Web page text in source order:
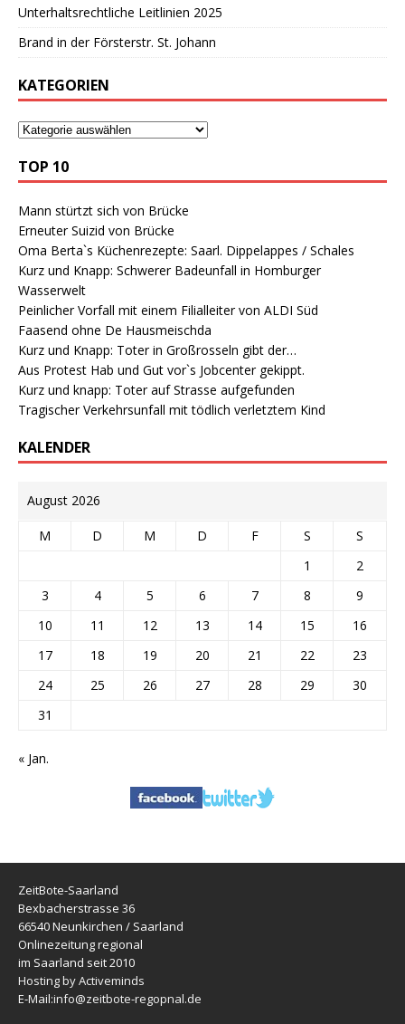
Unterhaltsrechtliche Leitlinien 2025
Brand in der Försterstr. St. Johann
KATEGORIEN
TOP 10
Mann stürtzt sich von Brücke
Erneuter Suizid von Brücke
Oma Berta`s Küchenrezepte: Saarl. Dippelappes / Schales
Kurz und Knapp: Schwerer Badeunfall in Homburger
Wasserwelt
Peinlicher Vorfall mit einem Filialleiter von ALDI Süd
Faasend ohne De Hausmeischda
Kurz und Knapp: Toter in Großrosseln gibt der…
Aus Protest Hab und Gut vor`s Jobcenter gekippt.
Kurz und knapp: Toter auf Strasse aufgefunden
Tragischer Verkehrsunfall mit tödlich verletztem Kind
KALENDER
August 2026
M D M D F S
S
1
2
3
4 5 6 7 8
9
10
11 12 13 14 15
16
17
18 19 20 21 22
23
24
25 26 27 28 29
30
31
« Jan.
ZeitBote-Saarland
Bexbacherstrasse 36
66540 Neunkirchen / Saarland
Onlinezeitung regional
im Saarland seit 2010
Hosting by Activeminds
E-Mail:info@zeitbote-regopnal.de